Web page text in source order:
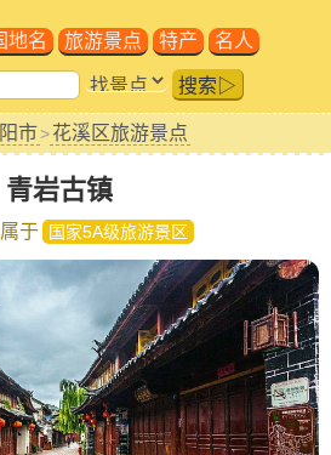
地名 旅游景点 特产 名人
搜索▷
市>花溪区旅游景点
青岩古镇
于 国家5A级旅游景区